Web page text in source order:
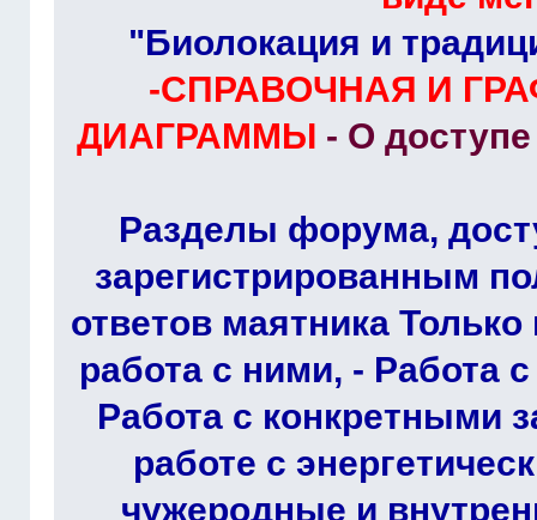
"Биолокация и
-СПРАВОЧНАЯ И
ДИАГРАММЫ - О
Разделы форума,
зарегистрированным
ответов маятника
работа с ними, - Работа
Работа с конкретными
работе с
чужеродные и